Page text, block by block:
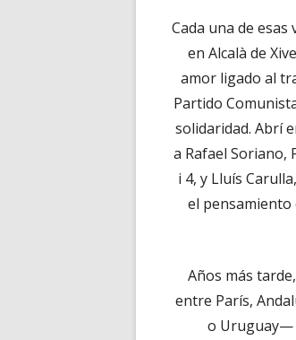
Cada una de
en Alcalà de
amor ligado al
Partido
solidaridad. Abrí
a Rafael Soriano,
i 4, y Lluís
el pensamiento
Años más
entre París,
o Uruguay—